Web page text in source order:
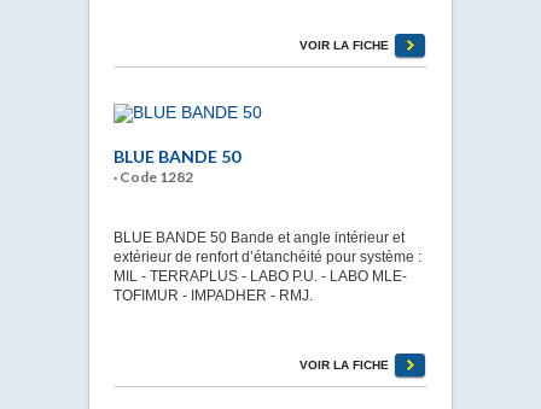
VOIR LA FICHE
BLUE BANDE 50
· Code 1282
BLUE BANDE 50 Bande et angle intérieur et
extérieur de renfort d’étanchéité pour système :
MIL - TERRAPLUS - LABO P.U. - LABO MLE-
TOFIMUR - IMPADHER - RMJ.
VOIR LA FICHE